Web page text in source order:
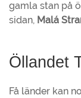
gamla stan på
sidan, Malá
Öllandet
Få länder kan